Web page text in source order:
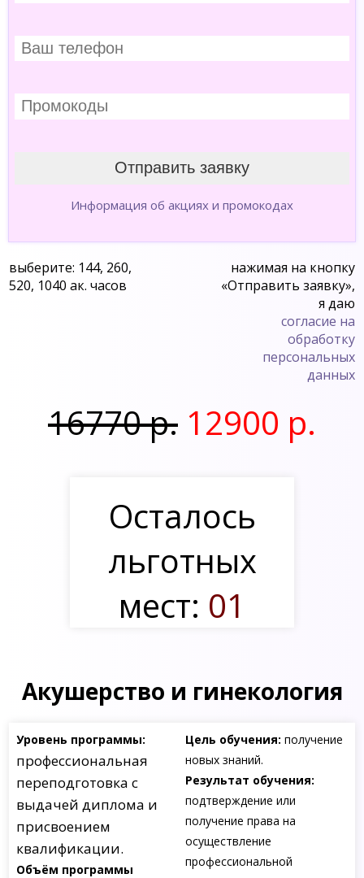
Информация об акциях и промокодах
выберите: 144, 260,
520, 1040 ак. часов
нажимая на кнопку
«Отправить заявку»,
я даю
согласие на
обработку
персональных
данных
16770 р. 12900 р.
Осталось
льготных
мест: 01
Акушерство и гинекология
Уровень программы:
профессиональная
переподготовка с
выдачей диплома и
присвоением
квалификации.
Объём программы
Цель обучения: получение
новых знаний.
Результат обучения:
подтверждение или
получение права на
осуществление
профессиональной